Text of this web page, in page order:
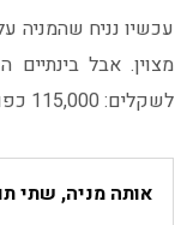
לשקלים: 115,000 כפול 3.00, כלומר 345,000 שקל.
אותה מניה, שתי